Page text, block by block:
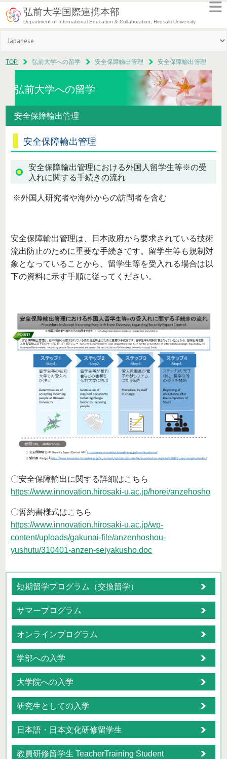
弘前大学国際連携本部
Department of International Education & Collaboration, Hirosaki University
TOP 弘前大学への留学 安全保障輸出管理 安全保障輸出管理
弘前大学への留学
安全保障輸出管理
安全保障輸出管理
安全保障輸出管理における外国人留学生等※の受
入れに関する手続きの流れ
※外国人研究者や海外からの訪問者を含む
安全保障輸出管理は、日本政府から要求されている技術
流出防止のために重要な手続きです。留学生等も規制対
象となっていることから、留学生等を受入れる場合は以
下の資料に示す手順に従ってください。
〇安全保障輸出に関する詳細はこちら
https://www.innovation.hirosaki-u.ac.jp/horei/anzehosho
〇誓約書様式はこちら
https://www.innovation.hirosaki-u.ac.jp/wp-
content/uploads/gakunai-file/anzenhoshou-
yushutu/310401-anzen-seiyakusho.doc
短期留学プログラム（交換留学）
サマープログラム
オンラインプログラム
学部への入学
大学院への入学
研究生としての入学
日本語・日本文化研修留学生
教員研修留学生 TeacherTraining Student